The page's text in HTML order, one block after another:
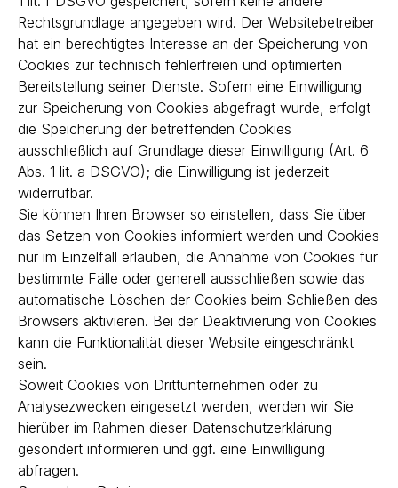
Rechtsgrundlage angegeben wird. Der Websitebetreiber
hat ein berechtigtes Interesse an der Speicherung von
Cookies zur technisch fehlerfreien und optimierten
Bereitstellung seiner Dienste. Sofern eine Einwilligung
zur Speicherung von Cookies abgefragt wurde, erfolgt
die Speicherung der betreffenden Cookies
ausschließlich auf Grundlage dieser Einwilligung (Art. 6
Abs. 1 lit. a DSGVO); die Einwilligung ist jederzeit
widerrufbar.
Sie können Ihren Browser so einstellen, dass Sie über
das Setzen von Cookies informiert werden und Cookies
nur im Einzelfall erlauben, die Annahme von Cookies für
bestimmte Fälle oder generell ausschließen sowie das
automatische Löschen der Cookies beim Schließen des
Browsers aktivieren. Bei der Deaktivierung von Cookies
kann die Funktionalität dieser Website eingeschränkt
sein.
Soweit Cookies von Drittunternehmen oder zu
Analysezwecken eingesetzt werden, werden wir Sie
hierüber im Rahmen dieser Datenschutzerklärung
gesondert informieren und ggf. eine Einwilligung
abfragen.